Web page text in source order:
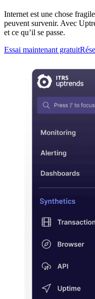
Internet est une chose
peuvent survenir. Avec
et ce qu’il se passe.
Essai maintenant gratuit